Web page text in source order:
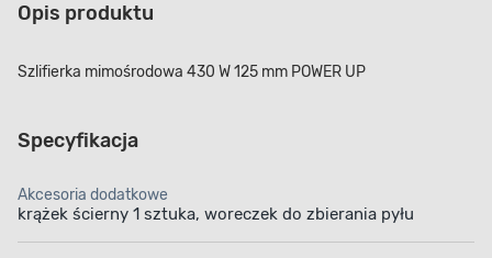
Opis produktu
Szlifierka mimośrodowa 430 W 125 mm POWER UP
Specyfikacja
Akcesoria dodatkowe
krążek ścierny 1 sztuka, woreczek do zbierania pyłu